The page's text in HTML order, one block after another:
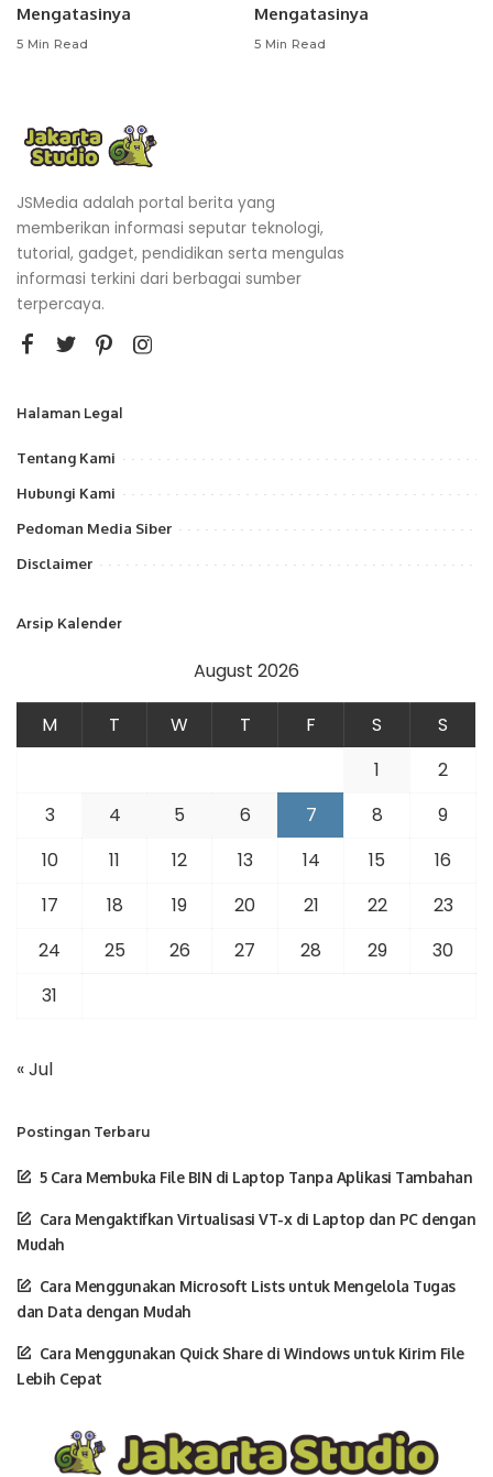
Mengatasinya
5 Min Read
Mengatasinya
5 Min Read
JSMedia adalah portal berita yang
memberikan informasi seputar teknologi,
tutorial, gadget, pendidikan serta mengulas
informasi terkini dari berbagai sumber
terpercaya.
Halaman Legal
Tentang Kami
Hubungi Kami
Pedoman Media Siber
Disclaimer
Arsip Kalender
August 2026
M T W T F S
S
1
2
3
4 5 6 7 8
9
10
11 12 13 14 15
16
17
18 19 20 21 22
23
24
25 26 27 28 29
30
31
« Jul
Postingan Terbaru
5 Cara Membuka File BIN di Laptop Tanpa Aplikasi Tambahan
Cara Mengaktifkan Virtualisasi VT-x di Laptop dan PC dengan
Mudah
Cara Menggunakan Microsoft Lists untuk Mengelola Tugas
dan Data dengan Mudah
Cara Menggunakan Quick Share di Windows untuk Kirim File
Lebih Cepat